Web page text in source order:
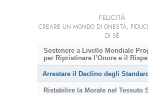
FELICITÀ
CREARE UN MONDO DI ONESTÀ,
DI SÉ
Sostenere a Livello Mondiale
per Ripristinare l’Onore e il
Arrestare il Declino degli
Ristabilire la Morale nel Tessuto